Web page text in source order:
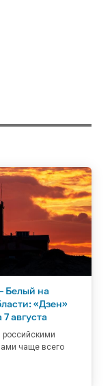
Белый на
«Дзен»
августа
чаще всего